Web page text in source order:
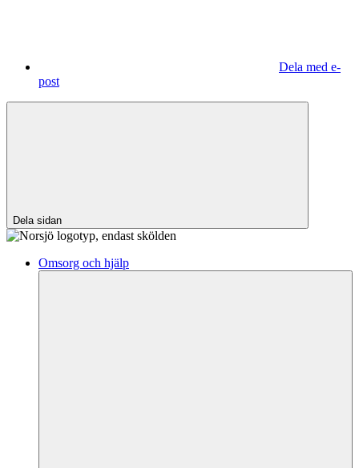
Dela med e-
post
Dela sidan
Omsorg och hjälp